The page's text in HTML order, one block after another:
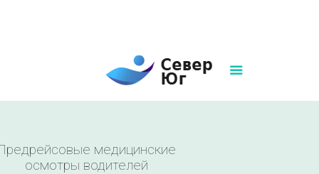
медицинские
осмотры водителей